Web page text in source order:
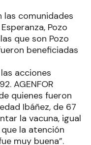
las comunidades
Pozo
que son Pozo
beneficiadas
acciones
AGENFOR
quienes fueron
Ibáñez, de 67
la vacuna, igual
la atención
muy buena”.